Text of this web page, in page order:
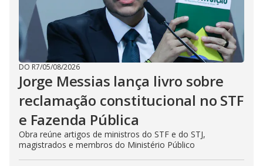
DO R7/05/08/2026
Jorge Messias lança livro sobre
reclamação constitucional no STF
e Fazenda Pública
Obra reúne artigos de ministros do STF e do STJ,
magistrados e membros do Ministério Público